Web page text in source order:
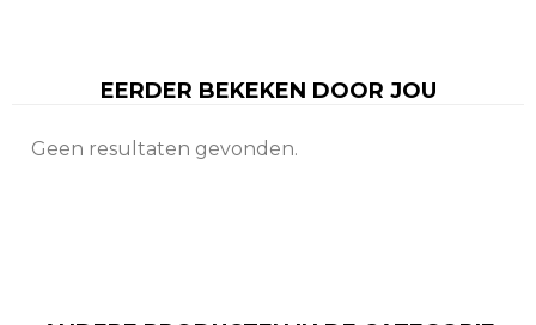
EERDER BEKEKEN DOOR JOU
Geen resultaten gevonden.